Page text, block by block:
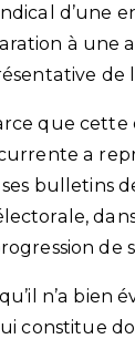
d’une
à une
de
que cette
a
bulletins
de
n’a bien
constitue